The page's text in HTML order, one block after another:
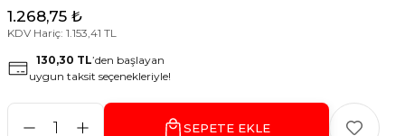
1.268,75 ₺
KDV Hariç: 1.153,41 TL
130,30 TL’den başlayan
uygun taksit seçenekleriyle!
SEPETE EKLE